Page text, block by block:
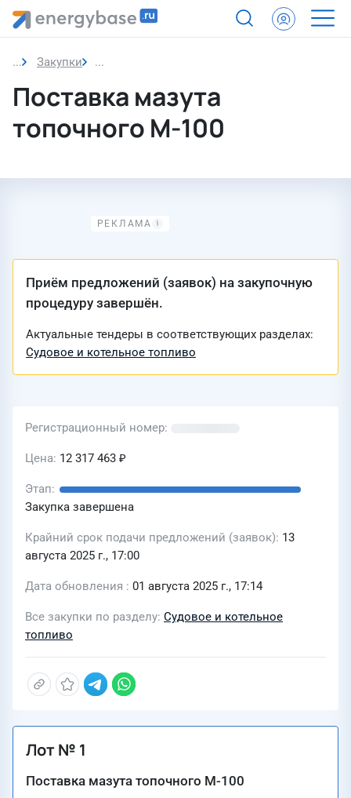
Закупки Закупка
Поставка мазута
топочного М-100
Приём предложений (заявок) на закупочную
процедуру завершён.
Актуальные тендеры в соответствующих разделах:
Судовое и котельное топливо
Регистрационный номер
Цена 12 317 463 ₽
Этап
Закупка завершена
Крайний срок подачи предложений (заявок) 13
августа 2025 г., 17:00
Дата обновления 01 августа 2025 г., 17:14
Все закупки по разделу Судовое и котельное
топливо
Лот № 1
Поставка мазута топочного М-100